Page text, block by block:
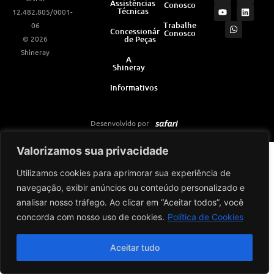
Valorizamos sua privacidade
Utilizamos cookies para aprimorar sua experiência de
navegação, exibir anúncios ou conteúdo personalizado e
analisar nosso tráfego. Ao clicar em “Aceitar todos”, você
concorda com nosso uso de cookies. Política de Cookies
Aceitar tudo
12.482.805/0001-
06
© 2026
Shineray
Assistências
Técnicas
Concessionárias
de Peças
A
Shineray
Informativos
Conosco
Trabalhe
Conosco
s
t
a
c
e
u
t
u
n
k
a
s
a
Desenvolvido por